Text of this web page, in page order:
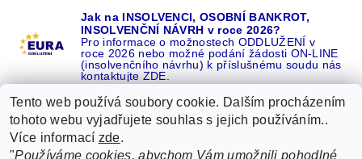
Jak na INSOLVENCI, OSOBNÍ BANKROT,
INSOLVENČNÍ NÁVRH v roce 2026?
Pro informace o možnostech ODDLUŽENÍ v
roce 2026 nebo možné podání žádosti ON-LINE
(insolvenčního návrhu) k příslušnému soudu nás
kontaktujte ZDE.
Recenze o NÁS na GOOGLE 16 let REFERENCÍ v celé ČR |
Tento web používá soubory cookie. Dalším procházením
tohoto webu vyjadřujete souhlas s jejich používáním..
Více informací zde.
"Používáme cookies, abychom Vám umožnili pohodlné